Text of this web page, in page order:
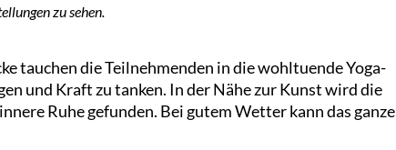
zu sehen.
tauchen die Teilnehmenden in die wohltuende Yoga-
und Kraft zu tanken. In der Nähe zur Kunst wird die
Ruhe gefunden. Bei gutem Wetter kann das ganze